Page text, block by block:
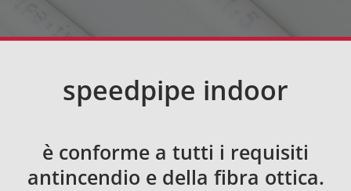
speedpipe indoor
è conforme a tutti i requisiti
antincendio e della fibra ottica.